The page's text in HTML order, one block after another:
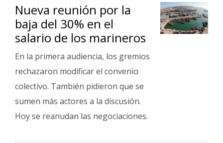
Nueva reunión por la
baja del 30% en el
salario de los marineros
En la primera audiencia, los gremios
rechazaron modificar el convenio
colectivo. También pidieron que se
sumen más actores a la discusión.
Hoy se reanudan las negociaciones.